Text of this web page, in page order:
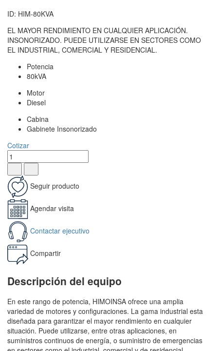
ID: HIM-80KVA
EL MAYOR RENDIMIENTO EN CUALQUIER APLICACIÓN.
INSONORIZADO. PUEDE UTILIZARSE EN SECTORES COMO
EL INDUSTRIAL, COMERCIAL Y RESIDENCIAL.
Potencia
80kVA
Motor
Diesel
Cabina
Gabinete Insonorizado
Cotizar
Seguir producto
Agendar visita
Contactar ejecutivo
Compartir
Descripción del equipo
En este rango de potencia, HIMOINSA ofrece una amplia
variedad de motores y configuraciones. La gama industrial esta
diseñada para garantizar el mayor rendimiento en cualquier
situación. Puede utilizarse, entre otras aplicaciones, en
suministros continuos de energía, o suministro de emergencias